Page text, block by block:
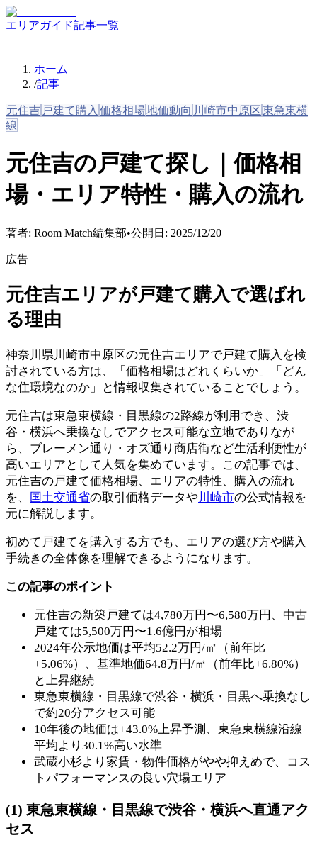
エリアガイド記事一覧
ホーム
/記事
元住吉 戸建て購入 価格相場地価動向 川崎市中原区東急東横
線
元住吉の戸建て探し｜価格相
場・エリア特性・購入の流れ
著者: Room Match編集部•公開日: 2025/12/20
広告
元住吉エリアが戸建て購入で選ばれ
る理由
神奈川県川崎市中原区の元住吉エリアで戸建て購入を検
討されている方は、「価格相場はどれくらいか」「どん
な住環境なのか」と情報収集されていることでしょう。
元住吉は東急東横線・目黒線の2路線が利用でき、渋
谷・横浜へ乗換なしでアクセス可能な立地でありなが
ら、ブレーメン通り・オズ通り商店街など生活利便性が
高いエリアとして人気を集めています。この記事では、
元住吉の戸建て価格相場、エリアの特性、購入の流れ
を、
国土交通省の取引価格データや川崎市の公式情報を
元に解説します。
初めて戸建てを購入する方でも、エリアの選び方や購入
手続きの全体像を理解できるようになります。
この記事のポイント
元住吉の新築戸建ては4,780万円〜6,580万円、中古
戸建ては5,500万円〜1.6億円が相場
2024年公示地価は平均52.2万円/㎡（前年比
+5.06%）、基準地価64.8万円/㎡（前年比+6.80%）
と上昇継続
東急東横線・目黒線で渋谷・横浜・目黒へ乗換なし
で約20分アクセス可能
10年後の地価は+43.0%上昇予測、東急東横線沿線
平均より30.1%高い水準
武蔵小杉より家賃・物件価格がやや抑えめで、コス
トパフォーマンスの良い穴場エリア
(1) 東急東横線・目黒線で渋谷・横浜へ直通アク
セス